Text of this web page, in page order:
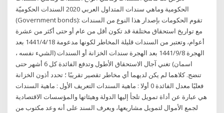
الحكومية وماهي سندات المتداول العربي 2020 السندات الحكوميّة
(Government bonds): تقوم الحكومات بإصدار هذا النوع من السندات
مع تواريخ استحقاق مختلفة قد تكون أقل من عام أو حتى أكثر من عشرة
أعوام، وتعتبر من السندات قليلة المخاطر لكونها مدعومة 18‏‏/4‏‏/1441 بعد
الهجرة 8‏‏/9‏‏/1441 بعد الهجرة سندات الخزانة أو السندات (الشيء نفسه ،
اسمان) تغني آجال الاستحقاق الأطول وتدفع الفائدة كل 6 أشهر حتى
تنضج. كلاهما لم يكن لديهما أي مخاطر تقصير تقريبًا ؛ تحدد أذون الخزانة
فعليًا معدل الفائدة 0 أولا : ماهية السندات التعريف الأول : ماهية السندات
هي عبارة عن أداة تمويل تلجأ إليها الدولة وهيئاتها والمؤسسات الاقتصادية
لجمع الأموال لتمويل مشاريعها، ويعرف السند على أنه وعد مكتوب من